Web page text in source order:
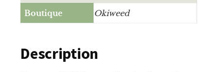
Boutique Okiweed
Description